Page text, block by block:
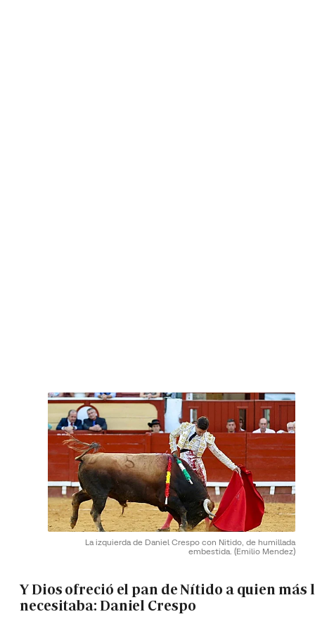
La izquierda de Daniel Crespo con Nitido, de humillada
embestida. (Emilio Mendez)
Y Dios ofreció el pan de Nítido a quien más
necesitaba: Daniel Crespo